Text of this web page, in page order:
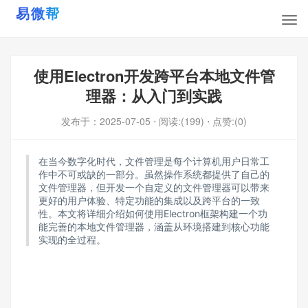
使用Electron开发跨平台本地文件管
理器：从入门到实践
发布于： 2025-07-05 ⋅ 阅读:(199) ⋅ 点赞:(0)
在当今数字化时代，文件管理是每个计算机用户日常工
作中不可或缺的一部分。虽然操作系统都提供了自己的
文件管理器，但开发一个自定义的文件管理器可以带来
更好的用户体验、特定功能的集成以及跨平台的一致
性。本文将详细介绍如何使用Electron框架构建一个功
能完善的本地文件管理器，涵盖从环境搭建到核心功能
实现的全过程。